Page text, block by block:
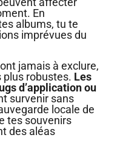
En
albums, tu te
imprévues du
jamais à exclure,
robustes. Les
d’application ou
survenir sans
locale de
tes souvenirs
des aléas